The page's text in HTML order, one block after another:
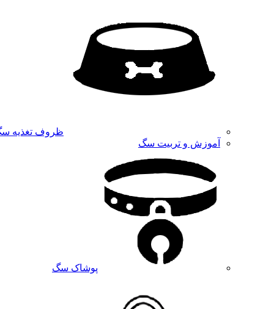
ظروف تغذیه
آموزش و تربیت سگ
پوشاک سگ